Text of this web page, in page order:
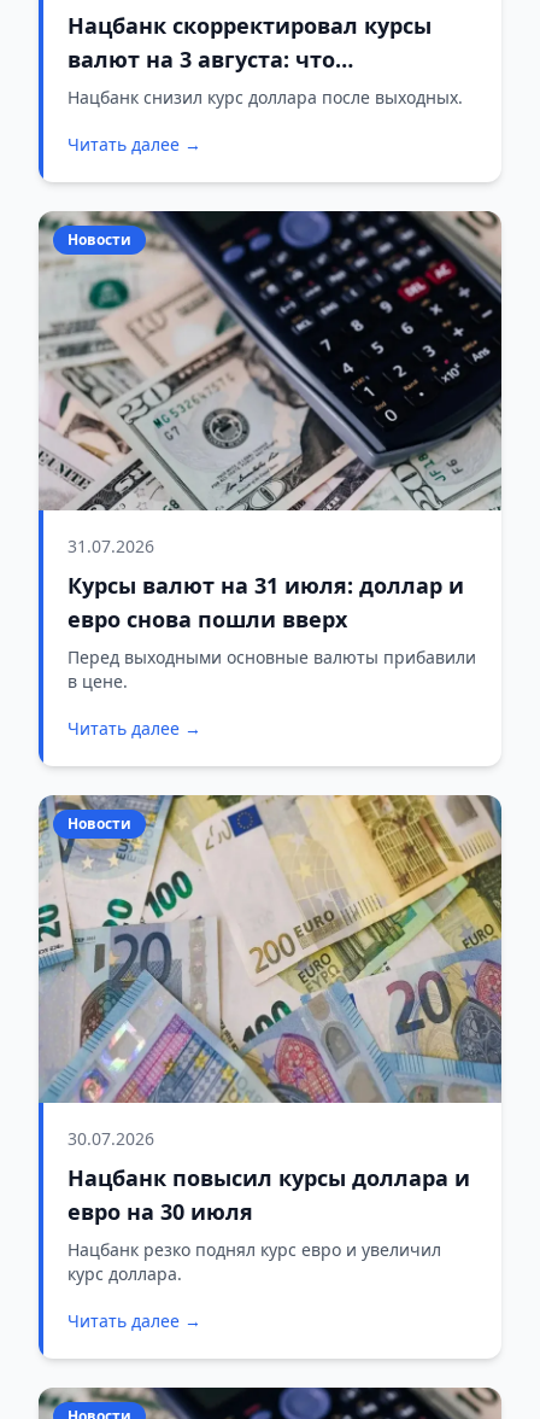
Нацбанк скорректировал курсы
валют на 3 августа: что
изменилось
Нацбанк снизил курс доллара после выходных.
Читать далее →
Новости
31.07.2026
Курсы валют на 31 июля: доллар и
евро снова пошли вверх
Перед выходными основные валюты прибавили
в цене.
Читать далее →
Новости
30.07.2026
Нацбанк повысил курсы доллара и
евро на 30 июля
Нацбанк резко поднял курс евро и увеличил
курс доллара.
Читать далее →